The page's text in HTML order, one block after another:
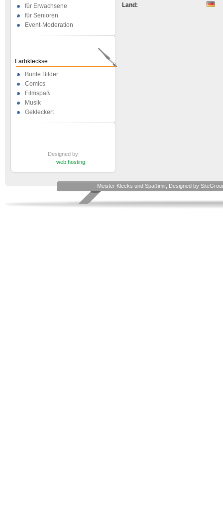
für Erwachsene
für Senioren
Event-Moderation
Farbkleckse
Bunte Bilder
Comics
Filmspaß
Musik
Gekleckert
Designed by:
web hosting
Land:
Meister Klecks und Spaßimir, Designed by